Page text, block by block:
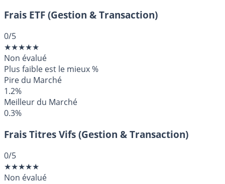
Frais ETF (Gestion & Transaction)
0/5
★★★★★
Non évalué
Plus faible est le mieux%
Pire du Marché
1.2%
Meilleur du Marché
0.3%
Frais Titres Vifs (Gestion & Transaction)
0/5
★★★★★
Non évalué